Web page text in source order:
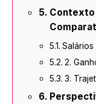
Contexto
Salários
2.
3.